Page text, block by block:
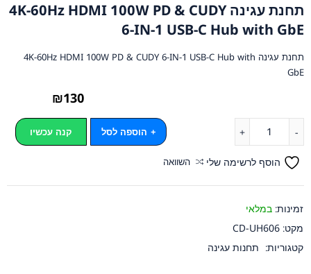
תחנת עגינה 4K-60Hz HDMI 100W PD & CUDY
6-IN-1 USB-C Hub with GbE
תחנת עגינה 4K-60Hz HDMI 100W PD & CUDY 6-IN-1 USB-C Hub with
GbE
₪130
הוספה לסל קנה עכשיו
הוסף לרשימה שלי השוואה
זמינות: במלאי
מקט: CD-UH606
קטגוריות: תחנות עגינה